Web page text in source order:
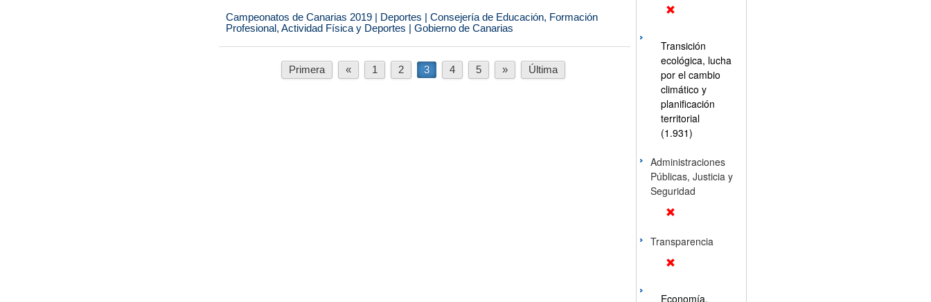
Campeonatos de Canarias 2019 | Deportes | Consejería de Educación, Formación
Profesional, Actividad Física y Deportes | Gobierno de Canarias
Primera « 1 2 3 4 5 » Última
Transición
ecológica, lucha
por el cambio
climático y
planificación
territorial
(1.931)
Administraciones
Públicas, Justicia y
Seguridad
Transparencia
Economía,